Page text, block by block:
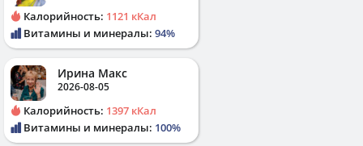
Калорийность: 1121 кКал
Витамины и минералы: 94%
Ирина Макс
2026-08-05
Калорийность: 1397 кКал
Витамины и минералы: 100%